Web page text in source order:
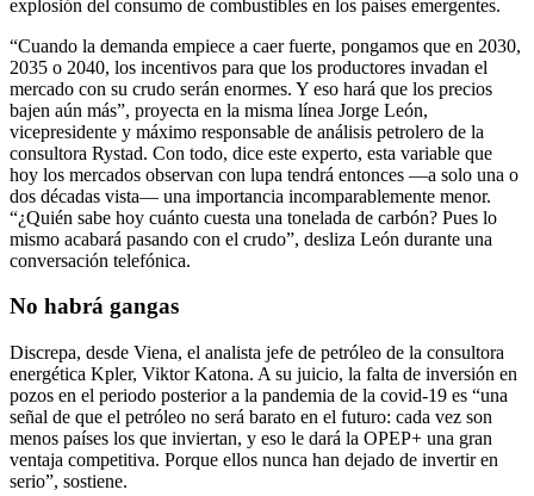
explosión del consumo de combustibles en los países emergentes.
“Cuando la demanda empiece a caer fuerte, pongamos que en 2030,
2035 o 2040, los incentivos para que los productores invadan el
mercado con su crudo serán enormes. Y eso hará que los precios
bajen aún más”, proyecta en la misma línea Jorge León,
vicepresidente y máximo responsable de análisis petrolero de la
consultora Rystad. Con todo, dice este experto, esta variable que
hoy los mercados observan con lupa tendrá entonces —a solo una o
dos décadas vista— una importancia incomparablemente menor.
“¿Quién sabe hoy cuánto cuesta una tonelada de carbón? Pues lo
mismo acabará pasando con el crudo”, desliza León durante una
conversación telefónica.
No habrá gangas
Discrepa, desde Viena, el analista jefe de petróleo de la consultora
energética Kpler, Viktor Katona. A su juicio, la falta de inversión en
pozos en el periodo posterior a la pandemia de la covid-19 es “una
señal de que el petróleo no será barato en el futuro: cada vez son
menos países los que inviertan, y eso le dará la OPEP+ una gran
ventaja competitiva. Porque ellos nunca han dejado de invertir en
serio”, sostiene.